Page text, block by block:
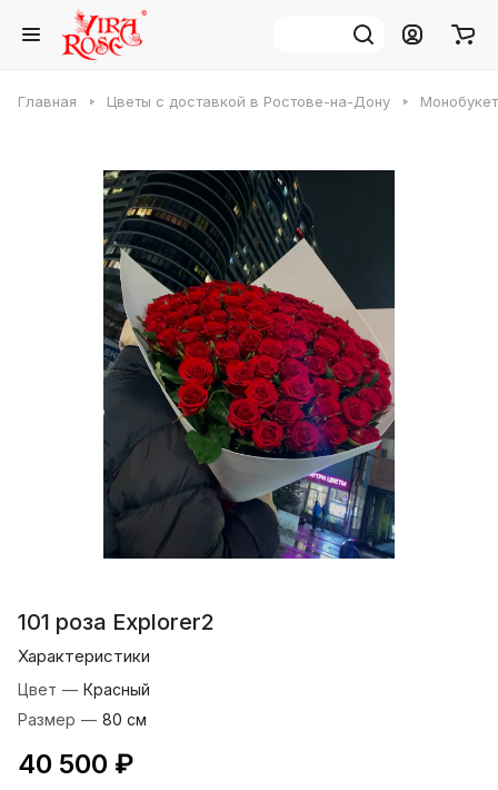
Главная Цветы с доставкой в Ростове-на-Дону Монобукет
101 роза Еxplorer2
Характеристики
Цвет — Красный
Размер — 80 см
40 500 ₽